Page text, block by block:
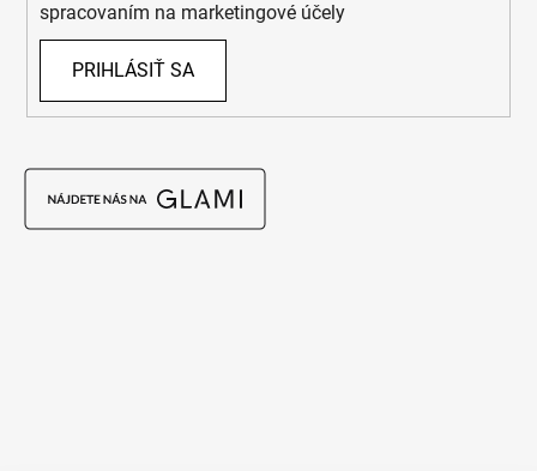
spracovaním na marketingové účely
PRIHLÁSIŤ SA